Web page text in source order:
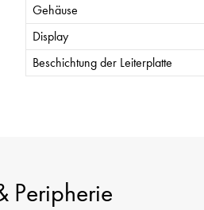
Gehäuse
Display
Beschichtung der Leiterplatte
Peripherie